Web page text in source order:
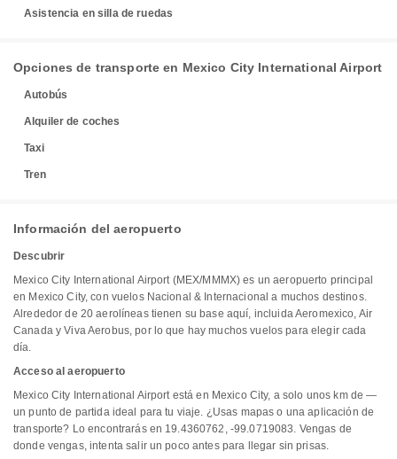
Asistencia en silla de ruedas
Opciones de transporte en Mexico City International Airport
Autobús
Alquiler de coches
Taxi
Tren
Información del aeropuerto
Descubrir
Mexico City International Airport (MEX/MMMX) es un aeropuerto principal
en Mexico City, con vuelos Nacional & Internacional a muchos destinos.
Alrededor de 20 aerolíneas tienen su base aquí, incluida Aeromexico, Air
Canada y Viva Aerobus, por lo que hay muchos vuelos para elegir cada
día.
Acceso al aeropuerto
Mexico City International Airport está en Mexico City, a solo unos km de —
un punto de partida ideal para tu viaje. ¿Usas mapas o una aplicación de
transporte? Lo encontrarás en 19.4360762, -99.0719083. Vengas de
donde vengas, intenta salir un poco antes para llegar sin prisas.